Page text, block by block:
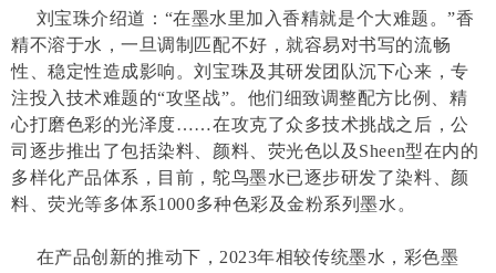
刘宝珠介绍道：“在墨水里加入香精就是个大难题。”香
精不溶于水，一旦调制匹配不好，就容易对书写的流畅
性、稳定性造成影响。刘宝珠及其研发团队沉下心来，专
注投入技术难题的“攻坚战”。他们细致调整配方比例、精
心打磨色彩的光泽度……在攻克了众多技术挑战之后，公
司逐步推出了包括染料、颜料、荧光色以及Sheen型在内的
多样化产品体系，目前，鸵鸟墨水已逐步研发了染料、颜
料、荧光等多体系1000多种色彩及金粉系列墨水。
在产品创新的推动下，2023年相较传统墨水，彩色墨